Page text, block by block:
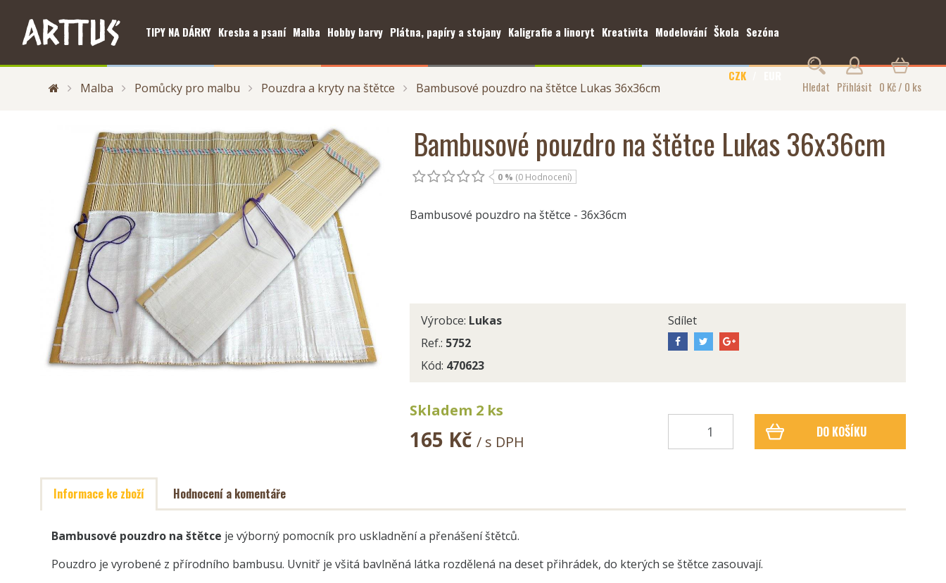
TIPY NA DÁRKY Kresba a psaní Malba Hobby barvy Plátna, papíry a stojany Kaligrafie a linoryt Kreativita Modelování Škola Sezóna
CZK
Hledat Přihlásit 0 Kč / 0 ks
Malba Pomůcky pro malbu Pouzdra a kryty na štětce Bambusové pouzdro na štětce Lukas 36x36cm
Bambusové pouzdro na štětce Lukas 36x36cm
0 % (0 Hodnocení)
Bambusové pouzdro na štětce - 36x36cm
Výrobce: Lukas
Ref.: 5752
Kód: 470623
Sdílet
Skladem 2 ks
165 Kč / s DPH
DO KOŠÍKU
Informace ke zboží Hodnocení a komentáře
Bambusové pouzdro na štětce je výborný pomocník pro uskladnění a přenášení štětců.
Pouzdro je vyrobené z přírodního bambusu. Uvnitř je všitá bavlněná látka rozdělená na deset přihrádek, do kterých se štětce zasouvají.